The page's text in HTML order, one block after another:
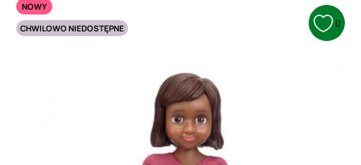
NOWY
CHWILOWO NIEDOSTĘPNE
0